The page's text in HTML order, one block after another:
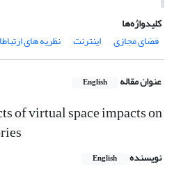
کلیدواژه‌ها
فضای مجازی
اینترنت نظریه های
عنوان مقاله English
of virtual space impacts on
نویسنده English